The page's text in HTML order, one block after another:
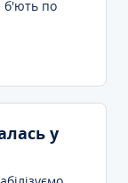
б'ють по
у